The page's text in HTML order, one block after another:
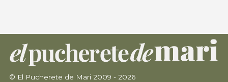
© El Pucherete de Mari 2009 - 2026